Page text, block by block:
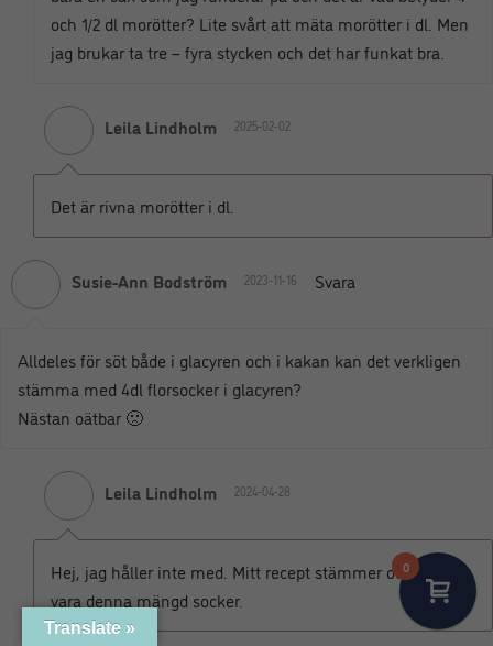
och 1/2 dl morötter? Lite svårt att mäta morötter i dl. Men
jag brukar ta tre – fyra stycken och det har funkat bra.
Leila Lindholm 2025-02-02
Det är rivna morötter i dl.
Susie-Ann Bodström 2023-11-16 Svara
Alldeles för söt både i glacyren och i kakan kan det verkligen
stämma med 4dl florsocker i glacyren?
Nästan oätbar 🙁
Leila Lindholm 2024-04-28
Hej, jag håller inte med. Mitt recept stämmer och det ska
vara denna mängd socker.
0
Translate »